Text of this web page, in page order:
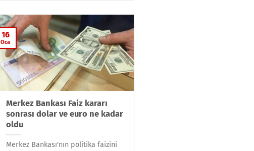
Merkez Bankası Faiz kararı
sonrası dolar ve euro ne kadar
oldu
Merkez Bankası'nın politika faizini
16
Oca